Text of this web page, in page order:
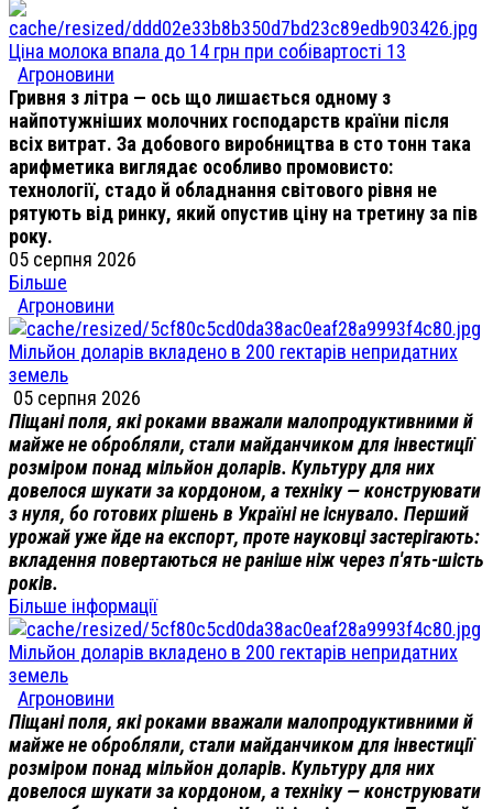
Ціна молока впала до 14 грн при собівартості 13
Агроновини
Гривня з літра — ось що лишається одному з
найпотужніших молочних господарств країни після
всіх витрат. За добового виробництва в сто тонн така
арифметика виглядає особливо промовисто:
технології, стадо й обладнання світового рівня не
рятують від ринку, який опустив ціну на третину за пів
року.
05 серпня 2026
Більше
Агроновини
Мільйон доларів вкладено в 200 гектарів непридатних
земель
05 серпня 2026
Піщані поля, які роками вважали малопродуктивними й
майже не обробляли, стали майданчиком для інвестиції
розміром понад мільйон доларів. Культуру для них
довелося шукати за кордоном, а техніку — конструювати
з нуля, бо готових рішень в Україні не існувало. Перший
урожай уже йде на експорт, проте науковці застерігають:
вкладення повертаються не раніше ніж через п'ять-шість
років.
Більше інформації
Мільйон доларів вкладено в 200 гектарів непридатних
земель
Агроновини
Піщані поля, які роками вважали малопродуктивними й
майже не обробляли, стали майданчиком для інвестиції
розміром понад мільйон доларів. Культуру для них
довелося шукати за кордоном, а техніку — конструювати